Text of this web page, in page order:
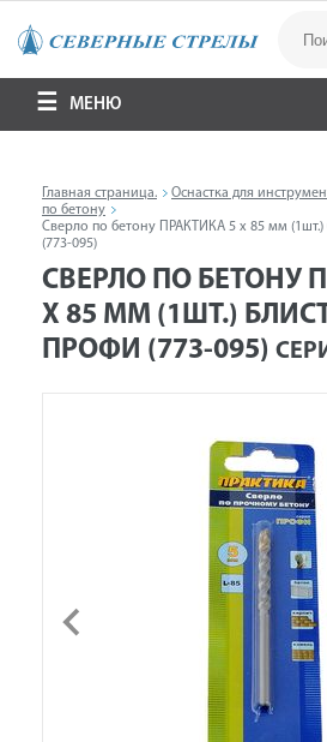
МЕНЮ
Главная страница. Оснастка для
по бетону
Сверло по бетону ПРАКТИКА 5 х 85 мм
(773-095)
СВЕРЛО ПО БЕТОНУ
Х 85 ММ (1ШТ.)
ПРОФИ (773-095)